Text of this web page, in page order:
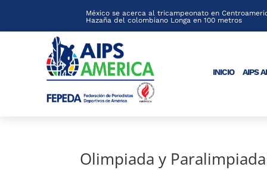
México se acerca al tricampeonato en
Hazaña del colombiano Longa en 100 metros
INICIO AIPS
Olimpiada y